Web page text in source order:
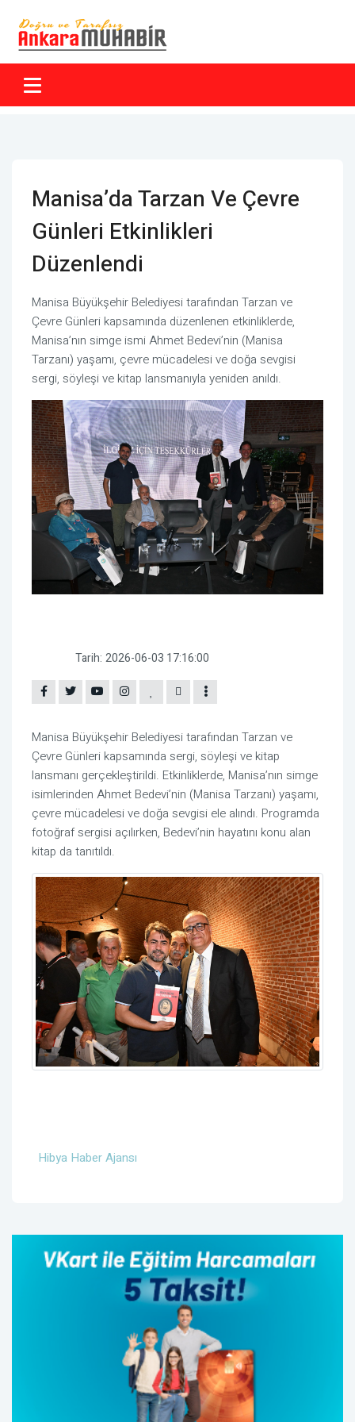
Manisa’da Tarzan Ve Çevre
Günleri Etkinlikleri
Düzenlendi
Manisa Büyükşehir Belediyesi tarafından Tarzan ve
Çevre Günleri kapsamında düzenlenen etkinliklerde,
Manisa’nın simge ismi Ahmet Bedevi’nin (Manisa
Tarzanı) yaşamı, çevre mücadelesi ve doğa sevgisi
sergi, söyleşi ve kitap lansmanıyla yeniden anıldı.
Tarih: 2026-06-03 17:16:00
Manisa Büyükşehir Belediyesi tarafından Tarzan ve
Çevre Günleri kapsamında sergi, söyleşi ve kitap
lansmanı gerçekleştirildi. Etkinliklerde, Manisa’nın simge
isimlerinden Ahmet Bedevi’nin (Manisa Tarzanı) yaşamı,
çevre mücadelesi ve doğa sevgisi ele alındı. Programda
fotoğraf sergisi açılırken, Bedevi’nin hayatını konu alan
kitap da tanıtıldı.
Hibya Haber Ajansı